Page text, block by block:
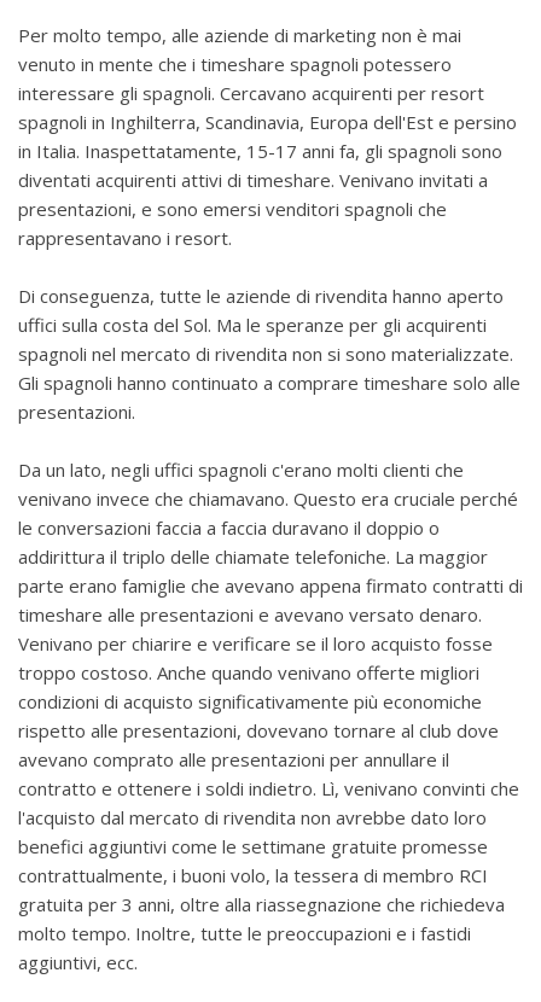
Per molto tempo, alle aziende di marketing non è mai
venuto in mente che i timeshare spagnoli potessero
interessare gli spagnoli. Cercavano acquirenti per resort
spagnoli in Inghilterra, Scandinavia, Europa dell'Est e persino
in Italia. Inaspettatamente, 15-17 anni fa, gli spagnoli sono
diventati acquirenti attivi di timeshare. Venivano invitati a
presentazioni, e sono emersi venditori spagnoli che
rappresentavano i resort.
Di conseguenza, tutte le aziende di rivendita hanno aperto
uffici sulla costa del Sol. Ma le speranze per gli acquirenti
spagnoli nel mercato di rivendita non si sono materializzate.
Gli spagnoli hanno continuato a comprare timeshare solo alle
presentazioni.
Da un lato, negli uffici spagnoli c'erano molti clienti che
venivano invece che chiamavano. Questo era cruciale perché
le conversazioni faccia a faccia duravano il doppio o
addirittura il triplo delle chiamate telefoniche. La maggior
parte erano famiglie che avevano appena firmato contratti di
timeshare alle presentazioni e avevano versato denaro.
Venivano per chiarire e verificare se il loro acquisto fosse
troppo costoso. Anche quando venivano offerte migliori
condizioni di acquisto significativamente più economiche
rispetto alle presentazioni, dovevano tornare al club dove
avevano comprato alle presentazioni per annullare il
contratto e ottenere i soldi indietro. Lì, venivano convinti che
l'acquisto dal mercato di rivendita non avrebbe dato loro
benefici aggiuntivi come le settimane gratuite promesse
contrattualmente, i buoni volo, la tessera di membro RCI
gratuita per 3 anni, oltre alla riassegnazione che richiedeva
molto tempo. Inoltre, tutte le preoccupazioni e i fastidi
aggiuntivi, ecc.